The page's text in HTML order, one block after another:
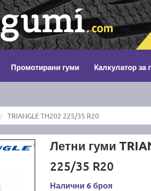
Промотирани гуми Калкулатор за
TRIANGLE TH202 225/35 R20
Летни гуми
225/35 R20
Налични 6 броя